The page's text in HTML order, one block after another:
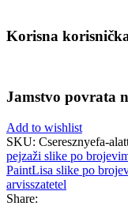
Korisna
Jamstvo povrata
Add to wishlist
SKU: Cseresznyefa-
pejzaži slike po
PaintLisa slike po
arvisszatetel
Share: